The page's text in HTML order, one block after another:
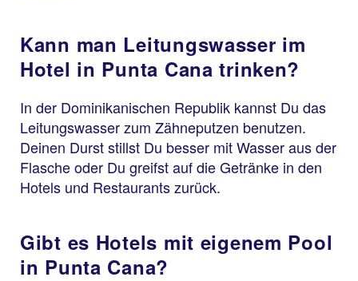
Kann man Leitungswasser im
Hotel in Punta Cana trinken?
In der Dominikanischen Republik kannst Du das
Leitungswasser zum Zähneputzen benutzen.
Deinen Durst stillst Du besser mit Wasser aus der
Flasche oder Du greifst auf die Getränke in den
Hotels und Restaurants zurück.
Gibt es Hotels mit eigenem Pool
in Punta Cana?